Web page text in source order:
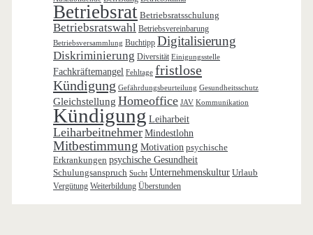
Betriebsrat Betriebsratsschulung
Betriebsratswahl Betriebsvereinbarung
Betriebsversammlung Buchtipp Digitalisierung
Diskriminierung Diversität Einigungsstelle
Fachkräftemangel Fehltage fristlose
Kündigung Gefährdungsbeurteilung Gesundheitsschutz
Gleichstellung Homeoffice JAV Kommunikation
Kündigung Leiharbeit
Leiharbeitnehmer Mindestlohn
Mitbestimmung Motivation psychische
Erkrankungen psychische Gesundheit
Schulungsanspruch Sucht Unternehmenskultur Urlaub
Vergütung Weiterbildung Überstunden